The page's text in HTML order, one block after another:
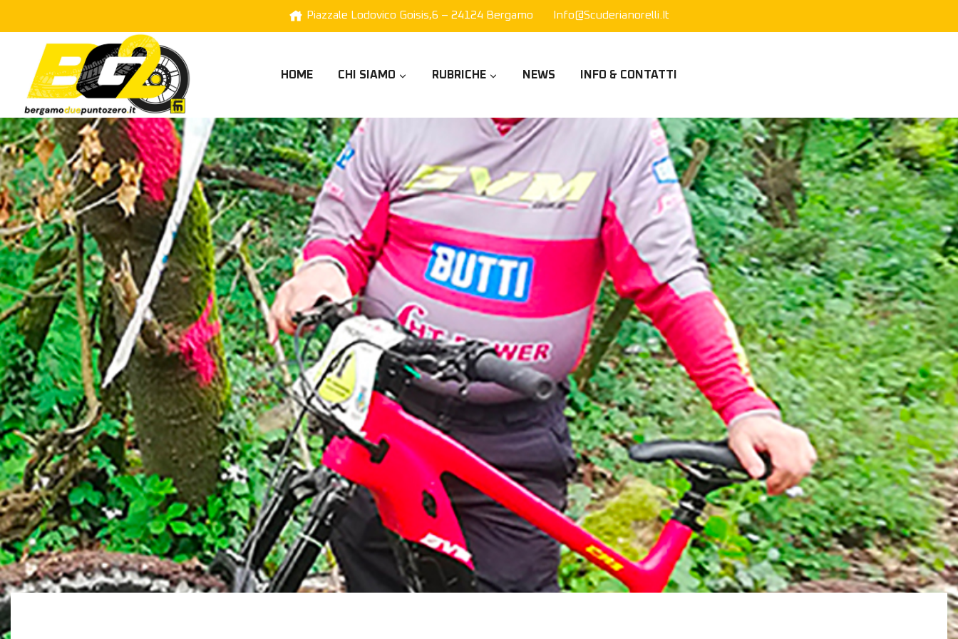
Piazzale Lodovico Goisis,6 – 24124 Bergamo Info@scuderianorelli.it
HOME CHI SIAMO RUBRICHE NEWS INFO & CONTATTI